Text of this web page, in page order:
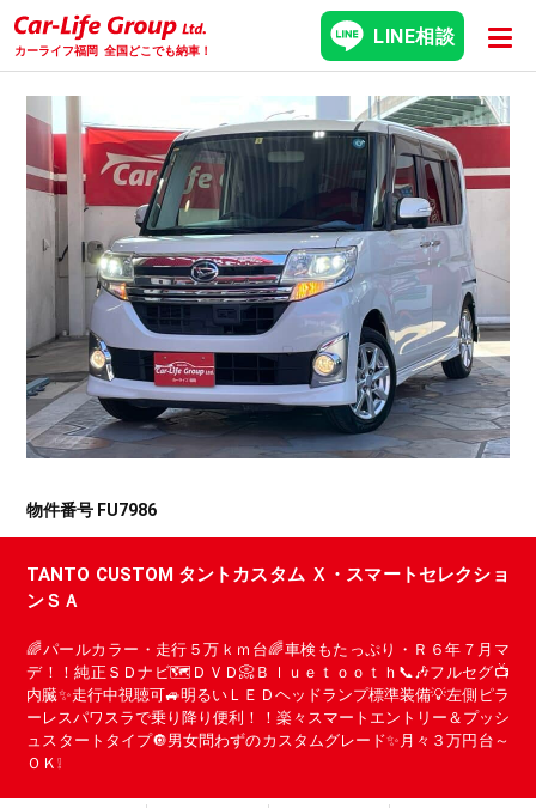
カーライフ福岡 全国どこでも納車！
LINE相談
物件番号 FU7986
TANTO CUSTOM タントカスタム Ｘ・スマートセレクショ
ンＳＡ
🌈パールカラー・走行５万ｋｍ台🌈車検もたっぷり・Ｒ６年７月マ
デ！！純正ＳＤナビ🗺ＤＶＤ📀Ｂｌｕｅｔｏｏｔｈ📞🎶フルセグ📺
内臓✨走行中視聴可🚙明るいＬＥＤヘッドランプ標準装備💡左側ピラ
ーレスパワスラで乗り降り便利！！楽々スマートエントリー＆プッシ
ュスタートタイプ🔘男女問わずのカスタムグレード✨月々３万円台～
ＯＫ❕